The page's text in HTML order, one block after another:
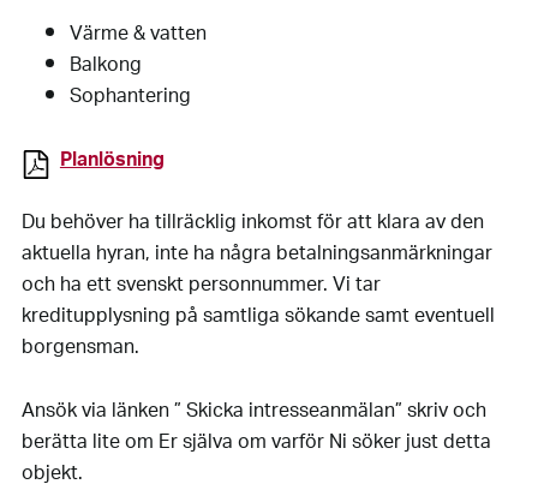
Värme & vatten
Balkong
Sophantering
Planlösning
Du behöver ha tillräcklig inkomst för att klara av den
aktuella hyran, inte ha några betalningsanmärkningar
och ha ett svenskt personnummer. Vi tar
kreditupplysning på samtliga sökande samt eventuell
borgensman.
Ansök via länken ” Skicka intresseanmälan” skriv och
berätta lite om Er själva om varför Ni söker just detta
objekt.